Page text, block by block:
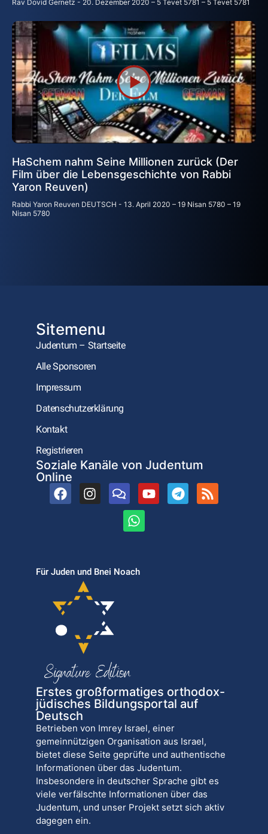
Rav Dovid Gernetz 20. Dezember 2020 – 5 Tevet 5781 – 5 Tevet 5781
HaSchem nahm Seine Millionen zurück (Der
Film über die Lebensgeschichte von Rabbi
Yaron Reuven)
Rabbi Yaron Reuven DEUTSCH
13. April 2020 – 19 Nisan 5780 – 19
Nisan 5780
Sitemenu
Judentum – Startseite
Alle Sponsoren
Impressum
Datenschutzerklärung
Kontakt
Registrieren
Soziale Kanäle von Judentum
Online
Für Juden und Bnei Noach
Erstes großformatiges orthodox-
jüdisches Bildungsportal auf
Deutsch
Betrieben von Imrey Israel, einer
gemeinnützigen Organisation aus Israel,
bietet diese Seite geprüfte und authentische
Informationen über das Judentum.
Insbesondere in deutscher Sprache gibt es
viele verfälschte Informationen über das
Judentum, und unser Projekt setzt sich aktiv
dagegen ein.